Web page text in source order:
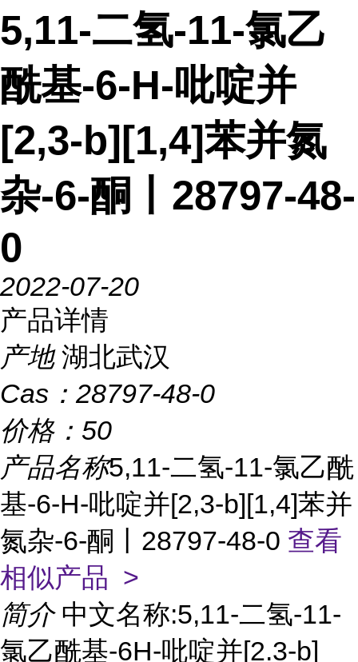
5,11-二氢-11-氯乙
酰基-6-H-吡啶并
[2,3-b][1,4]苯并氮
杂-6-酮丨28797-48-
0
2022-07-20
产品详情
产地 湖北武汉
Cas： 28797-48-0
价格： 50
产品名称5,11-二氢-11-氯乙酰
基-6-H-吡啶并[2,3-b][1,4]苯并
氮杂-6-酮丨28797-48-0 查看
相似产品 >
简介 中文名称:5,11-二氢-11-
氯乙酰基-6H-吡啶并[2.3-b]